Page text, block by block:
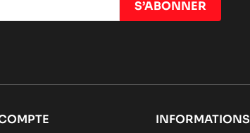
INFORMATIONS